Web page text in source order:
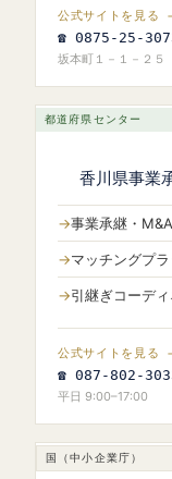
公式サイトを見る
☎ 0875-25-
坂本町１－１－２５
都道府県センター
香川県事業
事業承継・
マッチングプ
引継ぎコーデ
公式サイトを見る
☎ 087-802-
平日 9:00–17:00
国（中小企業庁）